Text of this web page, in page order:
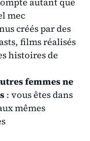
mec
créés par des
films réalisés
histoires de
femmes ne
: vous êtes dans
mêmes